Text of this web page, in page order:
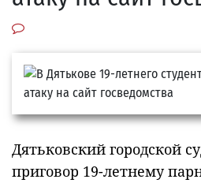
Дятьковский городской
приговор 19-летнему